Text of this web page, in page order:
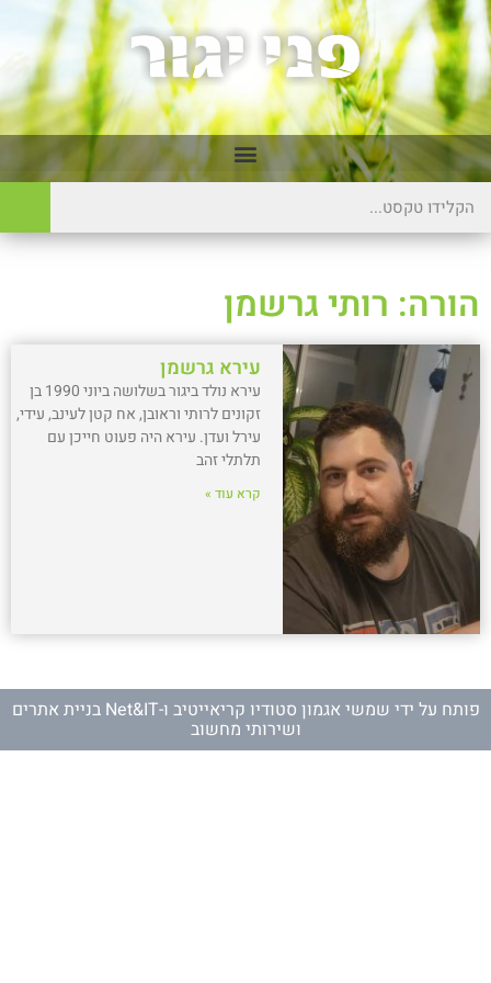
הורה: רותי גרשמן
עירא גרשמן
עירא נולד ביגור בשלושה ביוני 1990 בן
זקונים לרותי וראובן, אח קטן לעינב, עידי,
עירל ועדן. עירא היה פעוט חייכן עם
תלתלי זהב
קרא עוד »
פותח על ידי שמשי אגמון סטודיו קריאייטיב ו- Net&IT בניית אתרים
ושירותי מחשוב